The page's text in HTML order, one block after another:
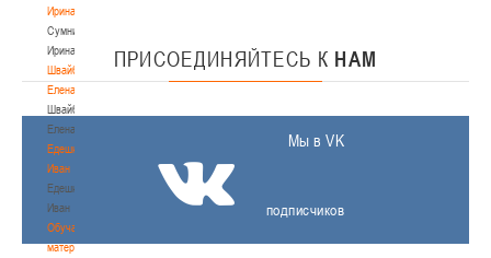
Ирина
Сумникова
Ирина
Швайбович
Елена
Швайбович
Елена
Едешко
Иван
Едешко
Иван
Обучающие
материалы
ПРИСОЕДИНЯЙТЕСЬ К НАМ
Мы в VK
подписчиков